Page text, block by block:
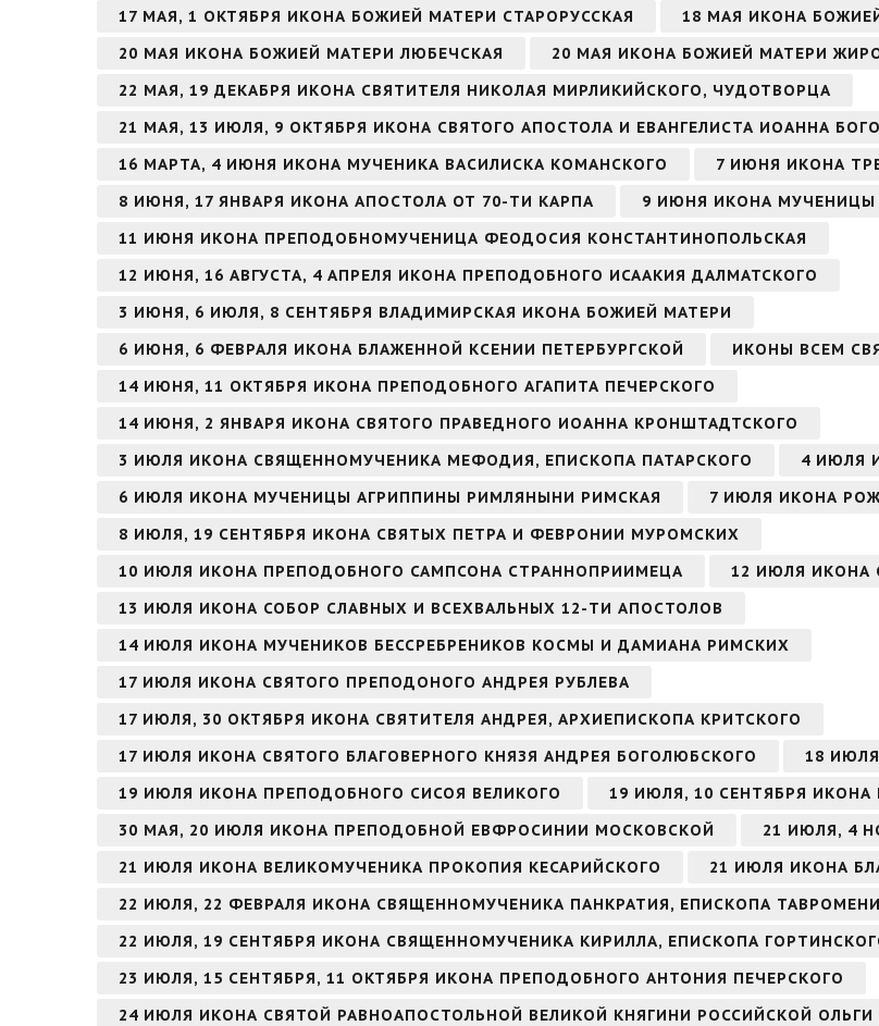
17 МАЯ, 1 ОКТЯБРЯ ИКОНА БОЖИЕЙ МАТЕРИ СТАРОРУССКАЯ
18 МАЯ ИКОНА
20 МАЯ ИКОНА БОЖИЕЙ МАТЕРИ ЛЮБЕЧСКАЯ
20 МАЯ ИКОНА БОЖИЕЙ МАТЕРИ
22 МАЯ, 19 ДЕКАБРЯ ИКОНА СВЯТИТЕЛЯ НИКОЛАЯ МИРЛИКИЙСКОГО, ЧУДОТВОРЦА
21 МАЯ, 13 ИЮЛЯ, 9 ОКТЯБРЯ ИКОНА СВЯТОГО АПОСТОЛА И ЕВАНГЕЛИСТА ИОАННА
16 МАРТА, 4 ИЮНЯ ИКОНА МУЧЕНИКА ВАСИЛИСКА КОМАНСКОГО
7 ИЮНЯ ИКОНА
8 ИЮНЯ, 17 ЯНВАРЯ ИКОНА АПОСТОЛА ОТ 70-ТИ КАРПА
9 ИЮНЯ ИКОНА
11 ИЮНЯ ИКОНА ПРЕПОДОБНОМУЧЕНИЦА ФЕОДОСИЯ КОНСТАНТИНОПОЛЬСКАЯ
12 ИЮНЯ, 16 АВГУСТА, 4 АПРЕЛЯ ИКОНА ПРЕПОДОБНОГО ИСААКИЯ ДАЛМАТСКОГО
3 ИЮНЯ, 6 ИЮЛЯ, 8 СЕНТЯБРЯ ВЛАДИМИРСКАЯ ИКОНА БОЖИЕЙ МАТЕРИ
6 ИЮНЯ, 6 ФЕВРАЛЯ ИКОНА БЛАЖЕННОЙ КСЕНИИ ПЕТЕРБУРГСКОЙ
ИКОНЫ ВСЕМ
14 ИЮНЯ, 11 ОКТЯБРЯ ИКОНА ПРЕПОДОБНОГО АГАПИТА ПЕЧЕРСКОГО
14 ИЮНЯ, 2 ЯНВАРЯ ИКОНА СВЯТОГО ПРАВЕДНОГО ИОАННА КРОНШТАДТСКОГО
3 ИЮЛЯ ИКОНА СВЯЩЕННОМУЧЕНИКА МЕФОДИЯ, ЕПИСКОПА ПАТАРСКОГО
4 ИЮЛЯ
6 ИЮЛЯ ИКОНА МУЧЕНИЦЫ АГРИППИНЫ РИМЛЯНЫНИ РИМСКАЯ
7 ИЮЛЯ ИКОНА
8 ИЮЛЯ, 19 СЕНТЯБРЯ ИКОНА СВЯТЫХ ПЕТРА И ФЕВРОНИИ МУРОМСКИХ
10 ИЮЛЯ ИКОНА ПРЕПОДОБНОГО САМПСОНА СТРАННОПРИИМЕЦА
12 ИЮЛЯ ИКОНА
13 ИЮЛЯ ИКОНА СОБОР СЛАВНЫХ И ВСЕХВАЛЬНЫХ 12-ТИ АПОСТОЛОВ
14 ИЮЛЯ ИКОНА МУЧЕНИКОВ БЕССРЕБРЕНИКОВ КОСМЫ И ДАМИАНА РИМСКИХ
17 ИЮЛЯ ИКОНА СВЯТОГО ПРЕПОДОНОГО АНДРЕЯ РУБЛЕВА
17 ИЮЛЯ, 30 ОКТЯБРЯ ИКОНА СВЯТИТЕЛЯ АНДРЕЯ, АРХИЕПИСКОПА КРИТСКОГО
17 ИЮЛЯ ИКОНА СВЯТОГО БЛАГОВЕРНОГО КНЯЗЯ АНДРЕЯ БОГОЛЮБСКОГО
18
19 ИЮЛЯ ИКОНА ПРЕПОДОБНОГО СИСОЯ ВЕЛИКОГО
19 ИЮЛЯ, 10 СЕНТЯБРЯ
30 МАЯ, 20 ИЮЛЯ ИКОНА ПРЕПОДОБНОЙ ЕВФРОСИНИИ МОСКОВСКОЙ
21 ИЮЛЯ, 4
21 ИЮЛЯ ИКОНА ВЕЛИКОМУЧЕНИКА ПРОКОПИЯ КЕСАРИЙСКОГО
21 ИЮЛЯ ИКОНА
22 ИЮЛЯ, 22 ФЕВРАЛЯ ИКОНА СВЯЩЕННОМУЧЕНИКА ПАНКРАТИЯ, ЕПИСКОПА
22 ИЮЛЯ, 19 СЕНТЯБРЯ ИКОНА СВЯЩЕННОМУЧЕНИКА КИРИЛЛА, ЕПИСКОПА
23 ИЮЛЯ, 15 СЕНТЯБРЯ, 11 ОКТЯБРЯ ИКОНА ПРЕПОДОБНОГО АНТОНИЯ ПЕЧЕРСКОГО
24 ИЮЛЯ ИКОНА СВЯТОЙ РАВНОАПОСТОЛЬНОЙ ВЕЛИКОЙ КНЯГИНИ РОССИЙСКОЙ ОЛЬГИ